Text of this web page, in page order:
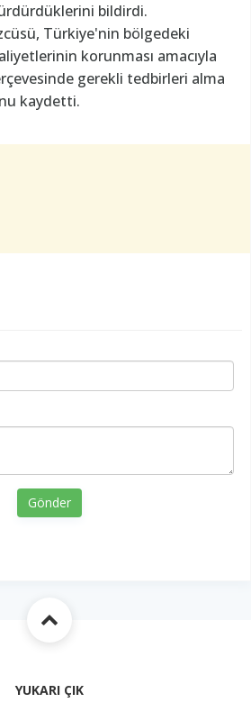
bildirdi.
Türkiye'nin bölgedeki
korunması amacıyla
gerekli tedbirleri alma
kaydetti.
Gönder
YUKARI ÇIK